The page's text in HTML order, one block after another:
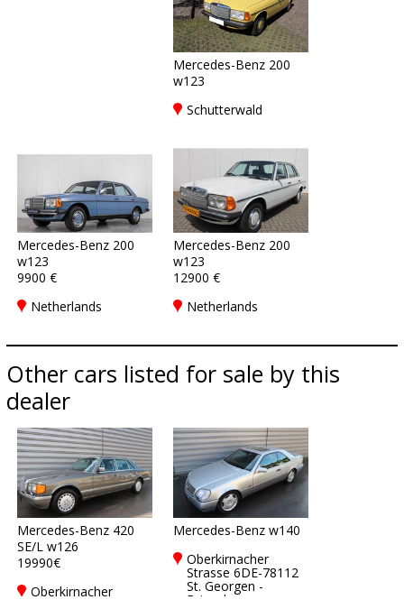
Mercedes-Benz 200
w123
Schutterwald
Mercedes-Benz 200
w123
9900 €
Netherlands
Mercedes-Benz 200
w123
12900 €
Netherlands
Other cars listed for sale by this
dealer
Mercedes-Benz 420
SE/L w126
19990€
Oberkirnacher
Mercedes-Benz w140
Oberkirnacher
Strasse 6DE-78112
St. Georgen -
Brigach